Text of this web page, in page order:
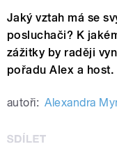
Jaký vztah má se
posluchači? K
zážitky by raději
pořadu Alex a host.
autoři: Alexandra